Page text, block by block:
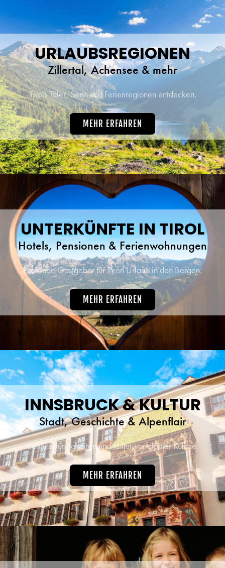
URLAUBSREGIONEN
Zillertal, Achensee & mehr
Tirols Täler, Seen und Ferienregionen entdecken.
MEHR ERFAHREN
UNTERKÜNFTE IN TIROL
Hotels, Pensionen & Ferienwohnungen
Passende Gastgeber für Ihren Urlaub in den Bergen.
MEHR ERFAHREN
INNSBRUCK & KULTUR
Stadt, Geschichte & Alpenflair
Sehenswürdigkeiten und Kultur vor alpiner Kulisse.
MEHR ERFAHREN